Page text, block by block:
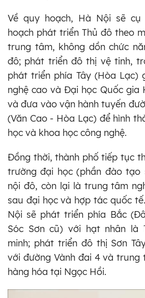
Về quy hoạch, Hà Nội sẽ
hoạch phát triển Thủ đô theo
trung tâm, không dồn chức
đô; phát triển đô thị vệ tinh,
phát triển phía Tây (Hòa Lạc)
nghệ cao và Đại học Quốc gia
và đưa vào vận hành tuyến
(Văn Cao - Hòa Lạc) để hình
học và khoa học công nghệ.
Đồng thời, thành phố tiếp tục
trường đại học (phần đào tạo
nội đô, còn lại là trung tâm
sau đại học và hợp tác quốc
Nội sẽ phát triển phía Bắc
Sóc Sơn cũ) với hạt nhân là
minh; phát triển đô thị Sơn
với đường Vành đai 4 và trung
hàng hóa tại Ngọc Hồi.